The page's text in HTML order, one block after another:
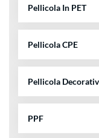
Pellicola In PET
Pellicola CPE
Pellicola
PPF